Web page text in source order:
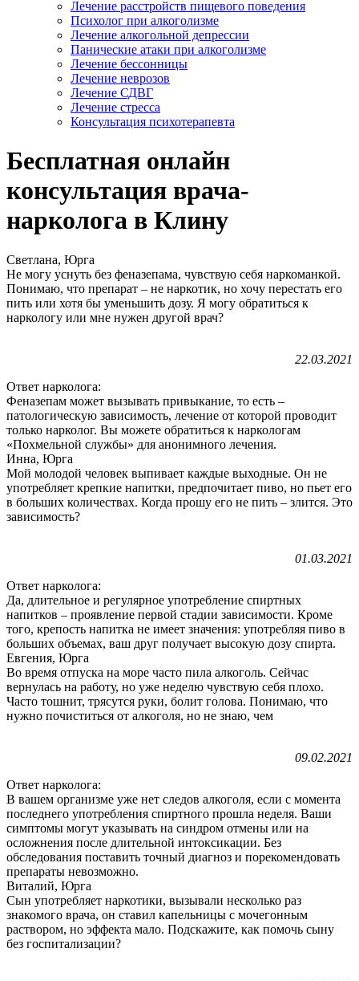
Лечение расстройств пищевого поведения
Психолог при алкоголизме
Лечение алкогольной депрессии
Панические атаки при алкоголизме
Лечение бессонницы
Лечение неврозов
Лечение СДВГ
Лечение стресса
Консультация психотерапевта
Бесплатная онлайн
консультация врача-
нарколога в Клину
Светлана, Юрга
Не могу уснуть без феназепама, чувствую себя наркоманкой.
Понимаю, что препарат – не наркотик, но хочу перестать его
пить или хотя бы уменьшить дозу. Я могу обратиться к
наркологу или мне нужен другой врач?
22.03.2021
Ответ нарколога:
Феназепам может вызывать привыкание, то есть –
патологическую зависимость, лечение от которой проводит
только нарколог. Вы можете обратиться к наркологам
«Похмельной службы» для анонимного лечения.
Инна, Юрга
Мой молодой человек выпивает каждые выходные. Он не
употребляет крепкие напитки, предпочитает пиво, но пьет его
в больших количествах. Когда прошу его не пить – злится. Это
зависимость?
01.03.2021
Ответ нарколога:
Да, длительное и регулярное употребление спиртных
напитков – проявление первой стадии зависимости. Кроме
того, крепость напитка не имеет значения: употребляя пиво в
больших объемах, ваш друг получает высокую дозу спирта.
Евгения, Юрга
Во время отпуска на море часто пила алкоголь. Сейчас
вернулась на работу, но уже неделю чувствую себя плохо.
Часто тошнит, трясутся руки, болит голова. Понимаю, что
нужно почиститься от алкоголя, но не знаю, чем
09.02.2021
Ответ нарколога:
В вашем организме уже нет следов алкоголя, если с момента
последнего употребления спиртного прошла неделя. Ваши
симптомы могут указывать на синдром отмены или на
осложнения после длительной интоксикации. Без
обследования поставить точный диагноз и порекомендовать
препараты невозможно.
Виталий, Юрга
Сын употребляет наркотики, вызывали несколько раз
знакомого врача, он ставил капельницы с мочегонным
раствором, но эффекта мало. Подскажите, как помочь сыну
без госпитализации?